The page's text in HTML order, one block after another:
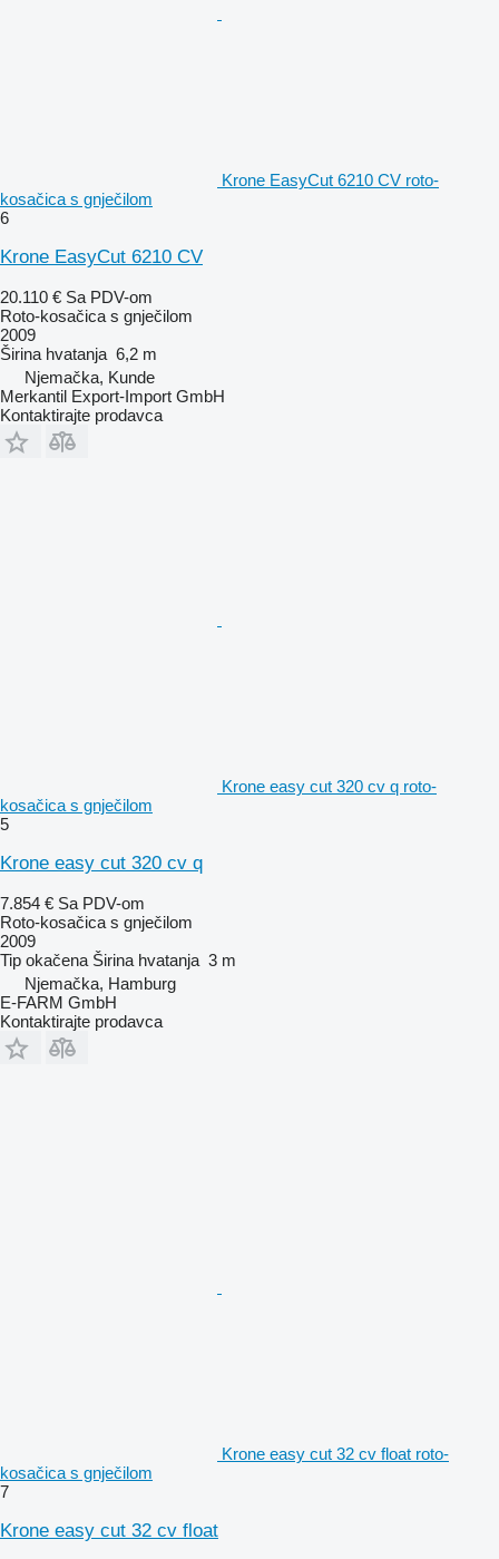
Krone EasyCut 6210 CV roto-
kosačica s gnječilom
6
Krone EasyCut 6210 CV
20.110 € Sa PDV-om
Roto-kosačica s gnječilom
2009
Širina hvatanja 6,2 m
Njemačka, Kunde
Merkantil Export-Import GmbH
Kontaktirajte prodavca
Krone easy cut 320 cv q roto-
kosačica s gnječilom
5
Krone easy cut 320 cv q
7.854 € Sa PDV-om
Roto-kosačica s gnječilom
2009
Tip okačena Širina hvatanja 3 m
Njemačka, Hamburg
E-FARM GmbH
Kontaktirajte prodavca
Krone easy cut 32 cv float roto-
kosačica s gnječilom
7
Krone easy cut 32 cv float